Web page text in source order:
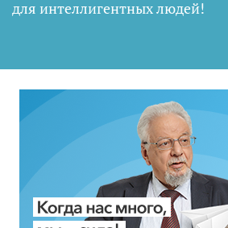
для интеллигентных людей!